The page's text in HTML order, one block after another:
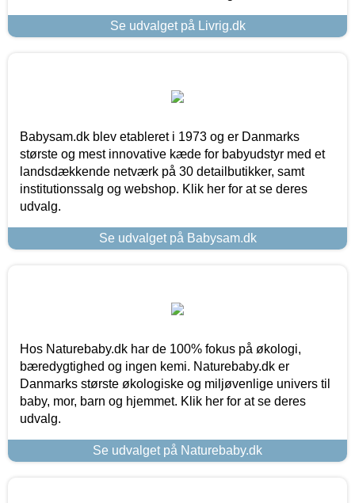
Se udvalget på Livrig.dk
Babysam.dk blev etableret i 1973 og er Danmarks
største og mest innovative kæde for babyudstyr med et
landsdækkende netværk på 30 detailbutikker, samt
institutionssalg og webshop. Klik her for at se deres
udvalg.
Se udvalget på Babysam.dk
Hos Naturebaby.dk har de 100% fokus på økologi,
bæredygtighed og ingen kemi. Naturebaby.dk er
Danmarks største økologiske og miljøvenlige univers til
baby, mor, barn og hjemmet. Klik her for at se deres
udvalg.
Se udvalget på Naturebaby.dk